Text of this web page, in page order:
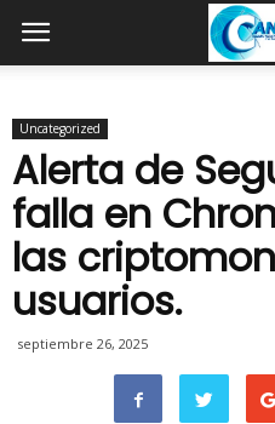
Uncategorized
Alerta de
falla en
las
usuarios.
septiembre 26, 2025